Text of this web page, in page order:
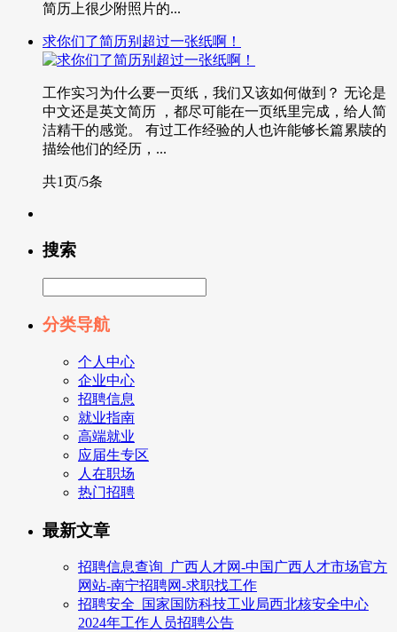
简历上很少附照片的...
求你们了简历别超过一张纸啊！
工作实习为什么要一页纸，我们又该如何做到？ 无论是
中文还是英文简历 ，都尽可能在一页纸里完成，给人简
洁精干的感觉。 有过工作经验的人也许能够长篇累牍的
描绘他们的经历，...
共1页/5条
搜索
分类导航
个人中心
企业中心
招聘信息
就业指南
高端就业
应届生专区
人在职场
热门招聘
最新文章
招聘信息查询_广西人才网-中国广西人才市场官方
网站-南宁招聘网-求职找工作
招聘安全_国家国防科技工业局西北核安全中心
2024年工作人员招聘公告